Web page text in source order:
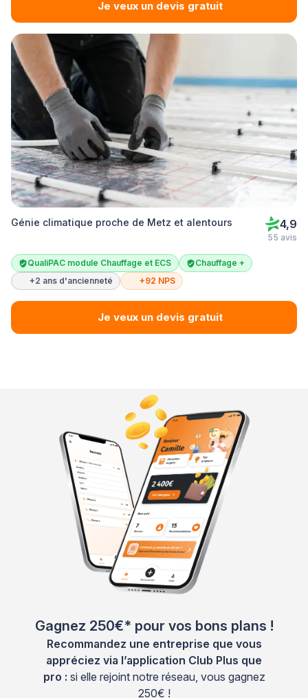
Je veux un devis gratuit
Génie climatique proche de Metz et alentours 4,9
55 avis
QualiPAC module Chauffage et ECS
Chauffage +
+2 ans d'ancienneté
+92 NPS
Je veux un devis gratuit
Gagnez 250€* pour vos bons plans !
Recommandez une entreprise que vous
appréciez via l’application Club Plus que
pro : si elle rejoint notre réseau, vous gagnez
250€ !